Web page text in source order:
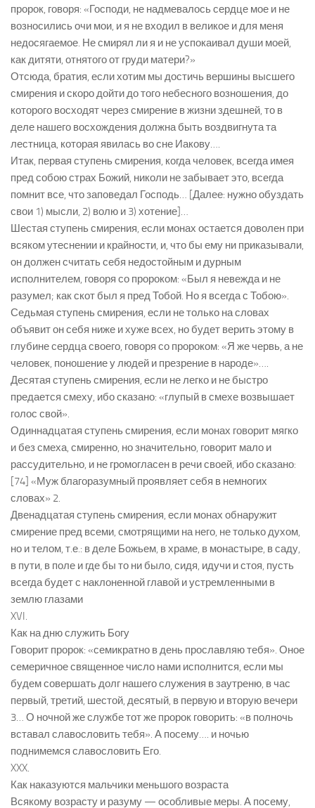
пророк, говоря: «Господи, не надмевалось сердце мое и не
возносились очи мои, и я не входил в великое и для меня
недосягаемое. Не смирял ли я и не успокаивал души моей,
как дитяти, отнятого от груди матери?»
Отсюда, братия, если хотим мы достичь вершины высшего
смирения и скоро дойти до того небесного возношения, до
которого восходят через смирение в жизни здешней, то в
деле нашего восхождения должна быть воздвигнута та
лестница, которая явилась во сне Иакову….
Итак, первая ступень смирения, когда человек, всегда имея
пред собою страх Божий, николи не забывает это, всегда
помнит все, что заповедал Господь… [Далее: нужно обуздать
свои 1) мысли, 2) волю и 3) хотение]…
Шестая ступень смирения, если монах остается доволен при
всяком утеснении и крайности, и, что бы ему ни приказывали,
он должен считать себя недостойным и дурным
исполнителем, говоря со пророком: «Был я невежда и не
разумел; как скот был я пред Тобой. Но я всегда с Тобою».
Седьмая ступень смирения, если не только на словах
объявит он себя ниже и хуже всех, но будет верить этому в
глубине сердца своего, говоря со пророком: «Я же червь, а не
человек, поношение у людей и презрение в народе»….
Десятая ступень смирения, если не легко и не быстро
предается смеху, ибо сказано: «глупый в смехе возвышает
голос свой».
Одиннадцатая ступень смирения, если монах говорит мягко
и без смеха, смиренно, но значительно, говорит мало и
рассудительно, и не громогласен в речи своей, ибо сказано:
[74] «Муж благоразумный проявляет себя в немногих
словах» 2.
Двенадцатая ступень смирения, если монах обнаружит
смирение пред всеми, смотрящими на него, не только духом,
но и телом, т.е.: в деле Божьем, в храме, в монастыре, в саду,
в пути, в поле и где бы то ни было, сидя, идучи и стоя, пусть
всегда будет с наклоненной главой и устремленными в
землю глазами
XVI.
Как на дню служить Богу
Говорит пророк: «семикратно в день прославляю тебя». Оное
семеричное священное число нами исполнится, если мы
будем совершать долг нашего служения в заутреню, в час
первый, третий, шестой, десятый, в первую и вторую вечери
3… О ночной же службе тот же пророк говорить: «в полночь
вставал славословить тебя». А посему…. и ночью
поднимемся славословить Его.
XXX.
Как наказуются мальчики меньшого возраста
Всякому возрасту и разуму — особливые меры. А посему,